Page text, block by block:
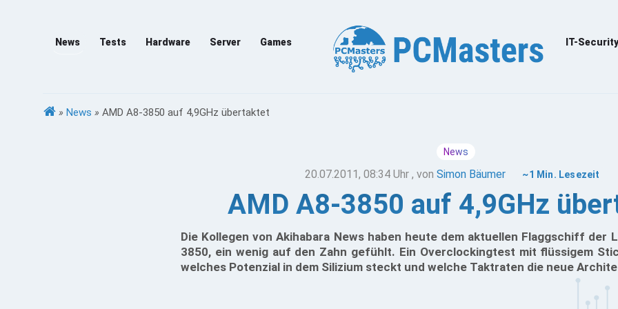
News Tests Hardware Server Games IT-Security
» News » AMD A8-3850 auf 4,9GHz übertaktet
News
20.07.2011, 08:34 Uhr , vonSimon Bäumer ~1 Min. Lesezeit
AMD A8-3850 auf 4,9GHz
Die Kollegen von Akihabara News haben heute dem aktuellen Flaggschiff der
3850, ein wenig auf den Zahn gefühlt. Ein Overclockingtest mit flüssigem
welches Potenzial in dem Silizium steckt und welche Taktraten die neue